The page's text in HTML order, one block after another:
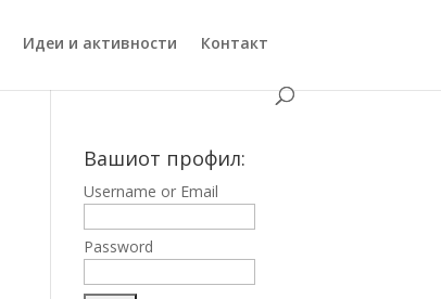
Идеи и активности Контакт
Вашиот профил:
Username or Email
Password